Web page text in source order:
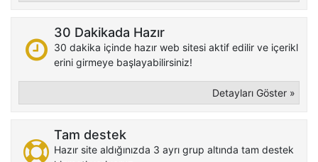
30 Dakikada Hazır
30 dakika içinde hazır web sitesi aktif edilir ve içerikl
erini girmeye başlayabilirsiniz!
Detayları Göster »
Tam destek
Hazır site aldığınızda 3 ayrı grup altında tam destek